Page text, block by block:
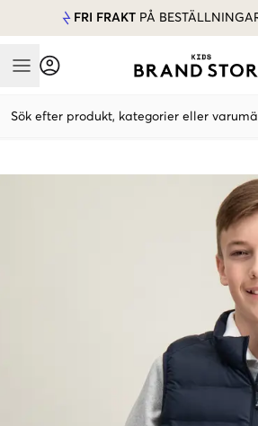
FRI FRAKT PÅ
Mobile Menu
Sök efter produkt, kategorier eller